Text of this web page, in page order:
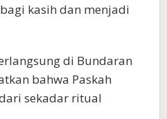
kasih dan menjadi
di Bundaran
bahwa Paskah
sekadar ritual